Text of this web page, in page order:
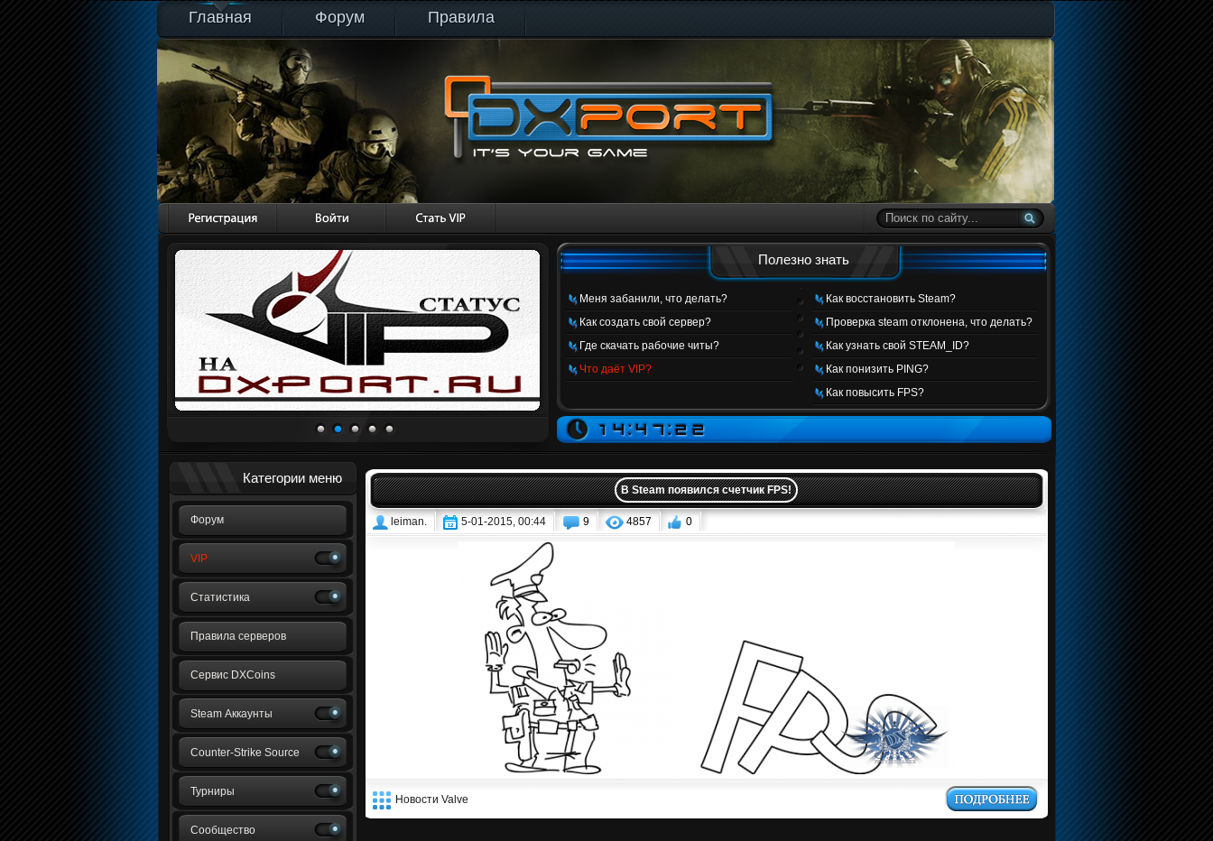
Главная Форум Правила
Полезно знать
Меня забанили, что делать?
Как создать свой сервер?
Где скачать рабочие читы?
Что даёт VIP?
Как восстановить Steam?
Проверка steam отклонена, что делать?
Как узнать свой STEAM_ID?
Как понизить PING?
Как повысить FPS?
Категории меню
Форум
VIP
Статистика
Правила серверов
Сервис DXCoins
Steam Аккаунты
Counter-Strike Source
Турниры
Сообщество
В Steam появился счетчик FPS!
leiman. 5-01-2015, 00:44 9 4857 0
Новости Valve